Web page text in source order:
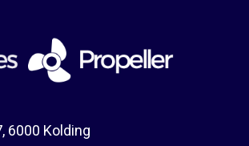
6000 Kolding
Om reparation
Guides